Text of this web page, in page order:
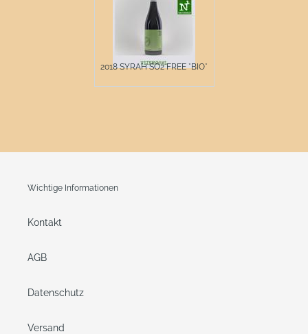
2018 SYRAH SO2 FREE *BIO*
Wichtige Informationen
Kontakt
AGB
Datenschutz
Versand